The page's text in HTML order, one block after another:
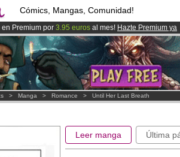
Cómics, Mangas, Comunidad!
en Premium por 3.95 euros al mes! Hazte Premium ya
100000miembrosy 1000Cómics y Mangas!.
Amilova está desormado lanzado!.
> Manga > Romance > Until Her Last Breath
Leer manga Última